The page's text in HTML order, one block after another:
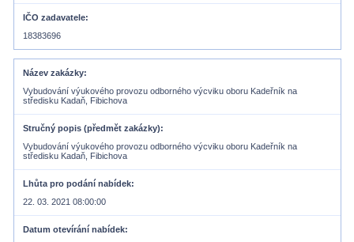
IČO zadavatele
18383696
Název zakázky
Vybudování výukového provozu odborného výcviku oboru Kadeřník na
středisku Kadaň, Fibichova
Stručný popis (předmět zakázky)
Vybudování výukového provozu odborného výcviku oboru Kadeřník na
středisku Kadaň, Fibichova
Lhůta pro podání nabídek
22. 03. 2021 08:00:00
Datum otevírání nabídek